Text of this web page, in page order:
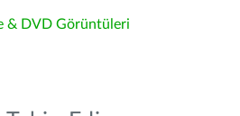
& DVD Görüntüleri